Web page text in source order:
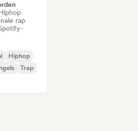
rap
Hiphop
Trap